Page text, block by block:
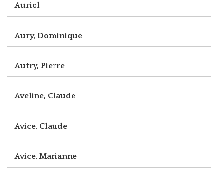
Auriol
Aury, Dominique
Autry, Pierre
Aveline, Claude
Avice, Claude
Avice, Marianne